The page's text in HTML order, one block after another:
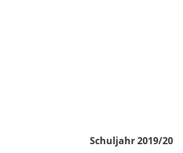
Schuljahr 2019/20